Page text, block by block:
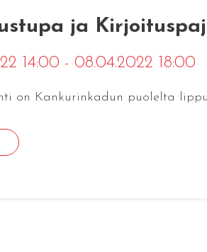
ja
14:00 - 08.04.2022 18:00
on Kankurinkadun puolelta